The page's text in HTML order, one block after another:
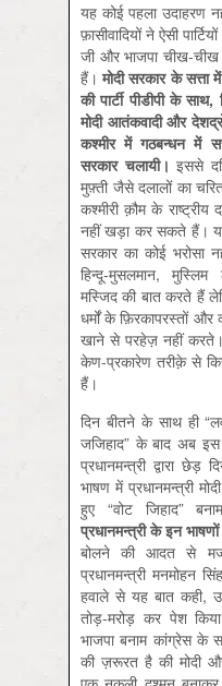
यह कोई पहला उदाहरण
फ़ासीवादियों ने ऐसी
जी और भाजपा चीख-
हैं।मोदी सरकार के सत्ता में
की पार्टी पीडीपी के साथ,
मोदी आतंकवादी और
कश्मीर में गठबन्धन में
सरकार चलायी। इससे
मुफ़्ती जैसे दलालों का
कश्‍मीरी क़ौम के
नहीं खड़ा कर सकते हैं। यह
सरकार का कोई भरोसा
हिन्दू-मुसलमान, मुस्लिम
मस्जिद की बात करते हैं
धर्मों के फ़िरकापरस्‍तों
खाने से परहेज़ नहीं
केण-प्रकारेण तरीक़े से
हैं।
दिन बीतने के साथ ही
जजिहाद” के बाद अब इस
प्रधानमन्त्री द्वारा
भाषण में प्रधानमन्त्री
हुए “वोट जिहाद”
प्रधानमन्त्री के इन भाषणों
बोलने की आदत से
प्रधानमन्त्री मनमोहन
हवाले से यह बात कही,
तोड़-मरोड़ कर पेश
भाजपा बनाम कांग्रेस के
की ज़रूरत है की मोदी